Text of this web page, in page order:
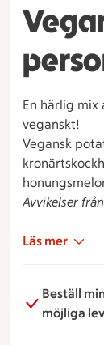
En härlig mix
veganskt!
Vegansk
Avvikelser
Läs mer
Beställ
möjliga